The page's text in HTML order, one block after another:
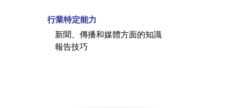
行業特定能力
新聞、傳播和媒體方面的知識
報告技巧